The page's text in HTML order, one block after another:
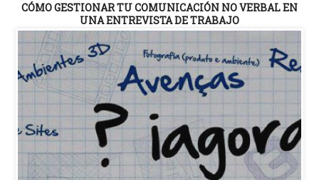
CÓMO GESTIONAR TU COMUNICACIÓN NO VERBAL EN
UNA ENTREVISTA DE TRABAJO